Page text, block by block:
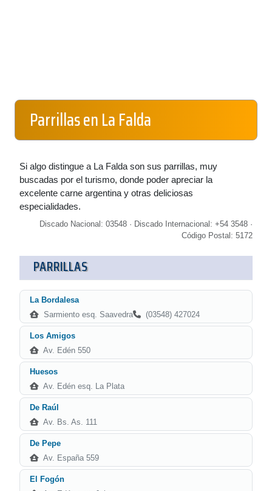
Parrillas en La Falda
Si algo distingue a La Falda son sus parrillas, muy
buscadas por el turismo, donde poder apreciar la
excelente carne argentina y otras deliciosas
especialidades.
Discado Nacional: 03548 · Discado Internacional: +54 3548 ·
Código Postal: 5172
PARRILLAS
La Bordalesa
Sarmiento esq. Saavedra
(03548) 427024
Los Amigos
Av. Edén 550
Huesos
Av. Edén esq. La Plata
De Raúl
Av. Bs. As. 111
De Pepe
Av. España 559
El Fogón